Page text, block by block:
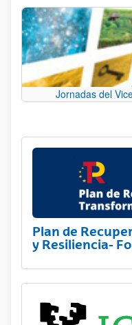
Jornadas del
Plan de
y Resiliencia-